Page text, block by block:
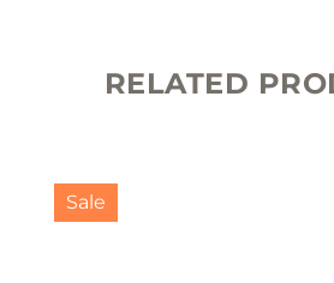
RELATED
Sale